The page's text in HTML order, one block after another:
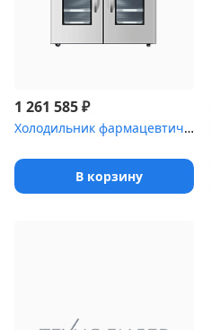
1 261 585₽
Холодильник фармацевтический Haier HYC-1378 с металлическими двер...
В корзину